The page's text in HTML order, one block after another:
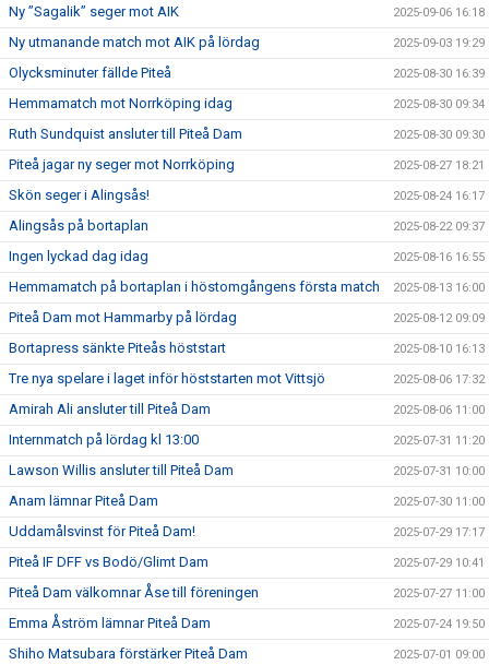
Ny ”Sagalik” seger mot AIK 2025-09-06 16:18
Ny utmanande match mot AIK på lördag 2025-09-03 19:29
Olycksminuter fällde Piteå 2025-08-30 16:39
Hemmamatch mot Norrköping idag 2025-08-30 09:34
Ruth Sundquist ansluter till Piteå Dam 2025-08-30 09:30
Piteå jagar ny seger mot Norrköping 2025-08-27 18:21
Skön seger i Alingsås! 2025-08-24 16:17
Alingsås på bortaplan 2025-08-22 09:37
Ingen lyckad dag idag 2025-08-16 16:55
Hemmamatch på bortaplan i höstomgångens första match 2025-08-13 16:00
Piteå Dam mot Hammarby på lördag 2025-08-12 09:09
Bortapress sänkte Piteås höststart 2025-08-10 16:13
Tre nya spelare i laget inför höststarten mot Vittsjö 2025-08-06 17:32
Amirah Ali ansluter till Piteå Dam 2025-08-06 11:00
Internmatch på lördag kl 13:00 2025-07-31 11:20
Lawson Willis ansluter till Piteå Dam 2025-07-31 10:00
Anam lämnar Piteå Dam 2025-07-30 11:00
Uddamålsvinst för Piteå Dam! 2025-07-29 17:17
Piteå IF DFF vs Bodö/Glimt Dam 2025-07-29 10:41
Piteå Dam välkomnar Åse till föreningen 2025-07-27 11:00
Emma Åström lämnar Piteå Dam 2025-07-24 19:50
Shiho Matsubara förstärker Piteå Dam 2025-07-01 09:00